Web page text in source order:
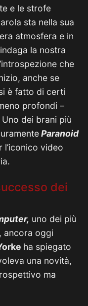
e le strofe
sta nella sua
atmosfera e in
la nostra
che
anche se
è fatto di certi
profondi –
dei brani più
Paranoid
video
dei
uno dei più
ancora oggi
ha spiegato
una novità,
ma